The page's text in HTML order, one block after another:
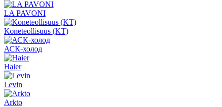
LA PAVONI
Koneteollisuus (KT)
АСК-холод
Haier
Levin
Arkto